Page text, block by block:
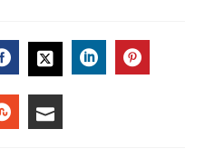
FACEBOOK
TWITTER